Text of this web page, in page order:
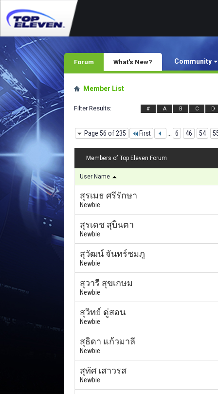
Forum Community
What's New?
Member List
Filter Results # A B C D
Page 56 of 235 First 6 46 54
Members of Top Eleven Forum
User Name
สุรเมธ ศรีรักษา
Newbie
สุรเดช สุบินตา
Newbie
สุวัฒน์ จันทร์ชมภู
Newbie
สุวารี สุขเกษม
Newbie
สุวิทย์ ดู่สอน
Newbie
สุธิดา แก้วมาลี
Newbie
สุทัศ เสาวรส
Newbie